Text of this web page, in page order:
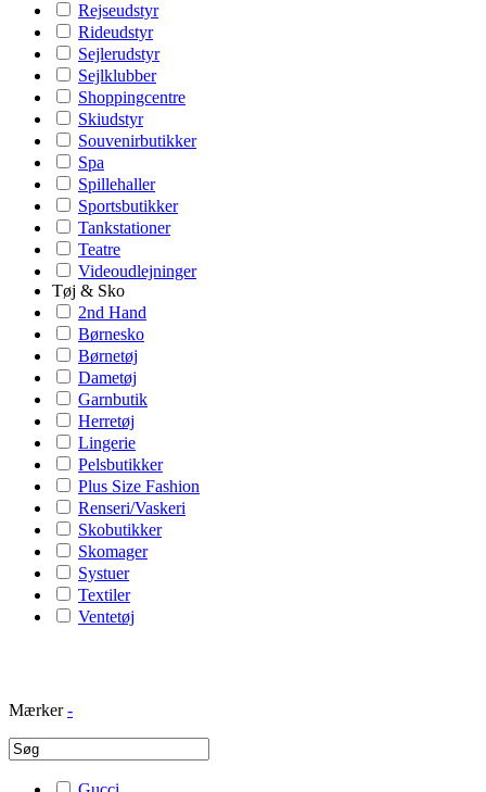
Rejseudstyr
Rideudstyr
Sejlerudstyr
Sejlklubber
Shoppingcentre
Skiudstyr
Souvenirbutikker
Spa
Spillehaller
Sportsbutikker
Tankstationer
Teatre
Videoudlejninger
Tøj & Sko
2nd Hand
Børnesko
Børnetøj
Dametøj
Garnbutik
Herretøj
Lingerie
Pelsbutikker
Plus Size Fashion
Renseri/Vaskeri
Skobutikker
Skomager
Systuer
Textiler
Ventetøj
Mærker -